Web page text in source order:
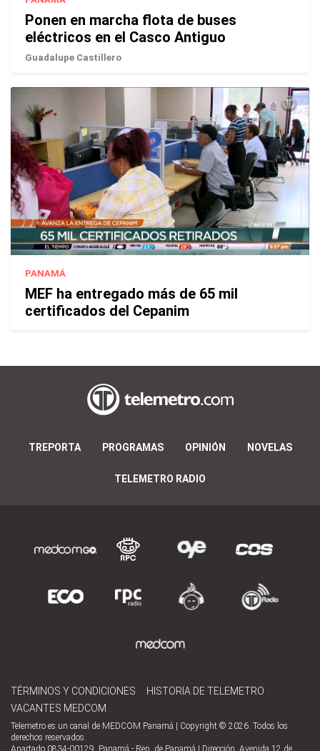
Ponen en marcha flota de buses
eléctricos en el Casco Antiguo
Guadalupe Castillero
PANAMÁ
MEF ha entregado más de 65 mil
certificados del Cepanim
TREPORTA PROGRAMAS OPINIÓN NOVELAS
TELEMETRO RADIO
TÉRMINOS Y CONDICIONES
HISTORIA DE TELEMETRO
VACANTES MEDCOM
Telemetro es un canal de MEDCOM Panamá | Copyright © 2026. Todos los
derechos reservados.
Apartado 0834-00129, Panamá - Rep. de Panamá | Dirección, Avenida 12 de